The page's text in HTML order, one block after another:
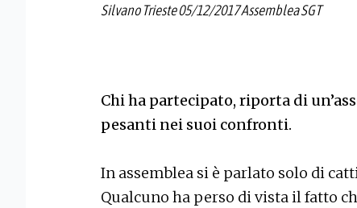
Silvano Trieste 05/12/2017 Assemblea SGT
Chi ha partecipato, riporta di
pesanti nei suoi confronti.
In assemblea si è parlato solo di
Qualcuno ha perso di vista il fatto